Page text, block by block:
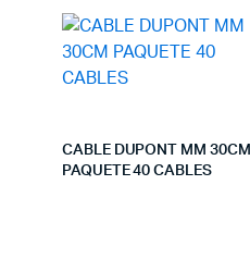
CABLE DUPONT MM 30CM
PAQUETE 40 CABLES